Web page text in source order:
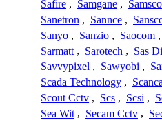
Safire , Samgane , Samsco
Sanetron , Sannce ,
Sanyo , Sanzio , Saocom ,
Sarmatt , Sarotech , Sas
Savvypixel , Sawyobi ,
Scada Technology ,
Scout Cctv , Scs , Scsi ,
Sea Wit , Secam Cctv ,